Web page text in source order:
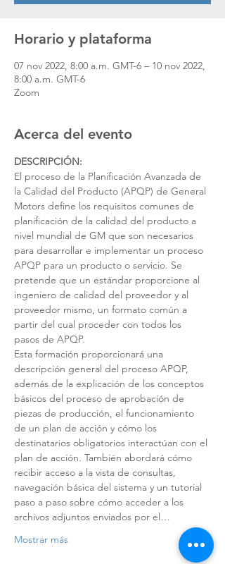
Horario y plataforma
07 nov 2022, 8:00 a.m. GMT-6 – 10 nov 2022,
8:00 a.m. GMT-6
Zoom
Acerca del evento
DESCRIPCIÓN:
El proceso de la Planificación Avanzada de
la Calidad del Producto (APQP) de General
Motors define los requisitos comunes de
planificación de la calidad del producto a
nivel mundial de GM que son necesarios
para desarrollar e implementar un proceso
APQP para un producto o servicio. Se
pretende que un estándar proporcione al
ingeniero de calidad del proveedor y al
proveedor mismo, un formato común a
partir del cual proceder con todos los
pasos de APQP.
Esta formación proporcionará una
descripción general del proceso APQP,
además de la explicación de los conceptos
básicos del proceso de aprobación de
piezas de producción, el funcionamiento
de un plan de acción y cómo los
destinatarios obligatorios interactúan con el
plan de acción. También abordará cómo
recibir acceso a la vista de consultas,
navegación básica del sistema y un tutorial
paso a paso sobre cómo acceder a los
archivos adjuntos enviados por el…
Mostrar más